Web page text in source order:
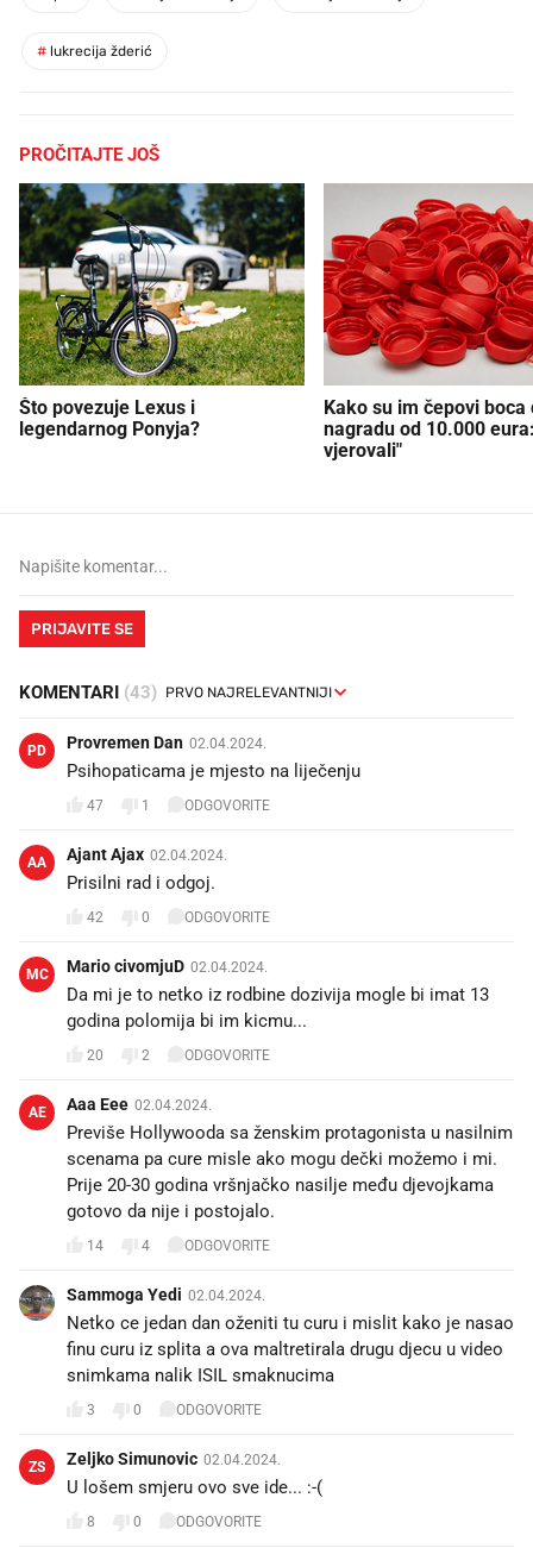
# lukrecija žderić
PROČITAJTE JOŠ
Što povezuje Lexus i
legendarnog Ponyja?
Kako su im čepovi boca
nagradu od 10.000
vjerovali"
PRIJAVITE SE
KOMENTARI (43)
PD Provremen Dan 02.04.2024.
Psihopaticama je mjesto na liječenju
47 1 ODGOVORITE
AA Ajant Ajax 02.04.2024.
Prisilni rad i odgoj.
42 0 ODGOVORITE
MC Mario civomjuD 02.04.2024.
Da mi je to netko iz rodbine dozivija mogle bi imat 13
godina polomija bi im kicmu...
20 2 ODGOVORITE
AE Aaa Eee 02.04.2024.
Previše Hollywooda sa ženskim protagonista u nasilnim
scenama pa cure misle ako mogu dečki možemo i mi.
Prije 20-30 godina vršnjačko nasilje među djevojkama
gotovo da nije i postojalo.
14 4 ODGOVORITE
Sammoga Yedi 02.04.2024.
Netko ce jedan dan oženiti tu curu i mislit kako je nasao
finu curu iz splita a ova maltretirala drugu djecu u video
snimkama nalik ISIL smaknucima
3 0 ODGOVORITE
ZS Zeljko Simunovic 02.04.2024.
U lošem smjeru ovo sve ide... :-(
8 0 ODGOVORITE